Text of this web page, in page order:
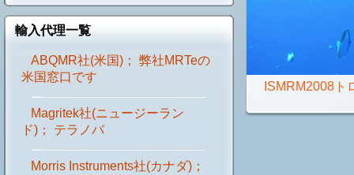
輸入代理一覧
ABQMR社(米国)； 弊社MRTeの
米国窓口です
Magritek社(ニュージーラン
ド)； テラノバ
Morris Instruments社(カナダ)；
ISMRM2008ト